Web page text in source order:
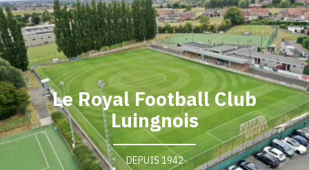
AGENDA
GALERIE
INFOS
CONTACT
Le Royal Football Club
Luingnois
DEPUIS 1942